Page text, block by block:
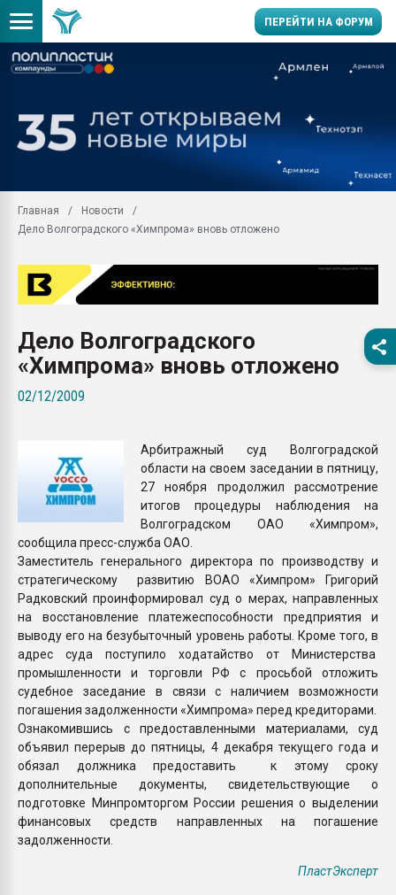
ПЕРЕЙТИ НА ФОРУМ
производство SPC
цикла
заводу пластмасс"
28.07.2026
28.07.2026
ПЕРЕЙТИ НА
Главная
Новости
Дело Волгоградского «Химпрома» вновь отложено
Дело Волгоградского
«Химпрома» вновь отложено
02/12/2009
Арбитражный суд Волгоградской
области на своем заседании в пятницу,
27 ноября продолжил рассмотрение
итогов процедуры наблюдения на
Волгоградском ОАО «Химпром»,
сообщила пресс-служба ОАО.
Заместитель генерального директора по производству и
стратегическому развитию ВОАО «Химпром» Григорий
Радковский проинформировал суд о мерах, направленных
на восстановление платежеспособности предприятия и
выводу его на безубыточный уровень работы. Кроме того, в
адрес суда поступило ходатайство от Министерства
промышленности и торговли РФ с просьбой отложить
судебное заседание в связи с наличием возможности
погашения задолженности «Химпрома» перед кредиторами.
Ознакомившись с предоставленными материалами, суд
объявил перерыв до пятницы, 4 декабря текущего года и
обязал должника предоставить к этому сроку
дополнительные документы, свидетельствующие о
подготовке Минпромторгом России решения о выделении
финансовых средств направленных на погашение
задолженности.
ПластЭксперт